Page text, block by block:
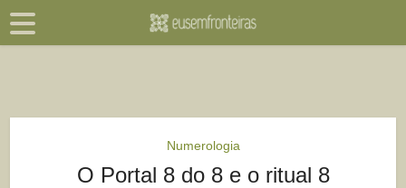
Numerologia
O Portal 8 do 8 e o ritual 8